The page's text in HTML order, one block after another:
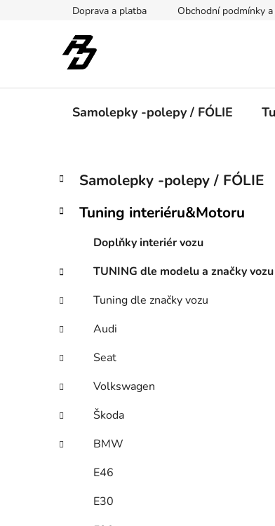
Doprava a platba Obchodní podmínky a
Samolepky -polepy / FÓLIE
P
s
a
n
n
p
a
e
l
Přeskočit
kategorie
K
a
e
i
e
Samolepky -polepy / FÓLIE
Tuning interiéru&Motoru
Doplňky interiér vozu
TUNING dle modelu a značky vozu
Tuning dle značky vozu
Audi
Seat
Volkswagen
Škoda
BMW
E46
E30